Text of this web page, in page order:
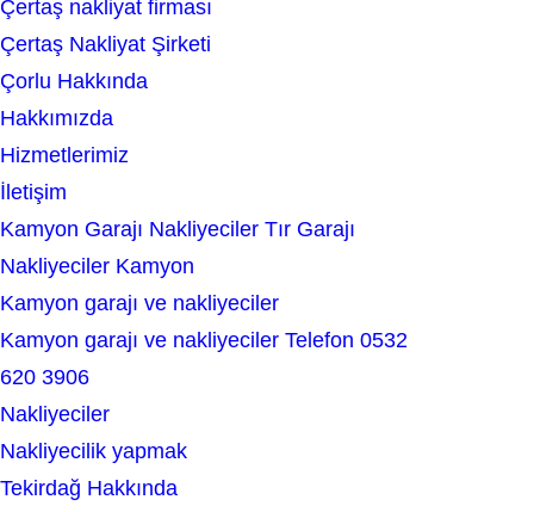
a
r
c
h
Çertaş nakliyat firması
Çertaş Nakliyat Şirketi
Çorlu Hakkında
Hakkımızda
Hizmetlerimiz
İletişim
Kamyon Garajı Nakliyeciler Tır Garajı
Nakliyeciler Kamyon
Kamyon garajı ve nakliyeciler
Kamyon garajı ve nakliyeciler Telefon 0532
620 3906
Nakliyeciler
Nakliyecilik yapmak
Tekirdağ Hakkında